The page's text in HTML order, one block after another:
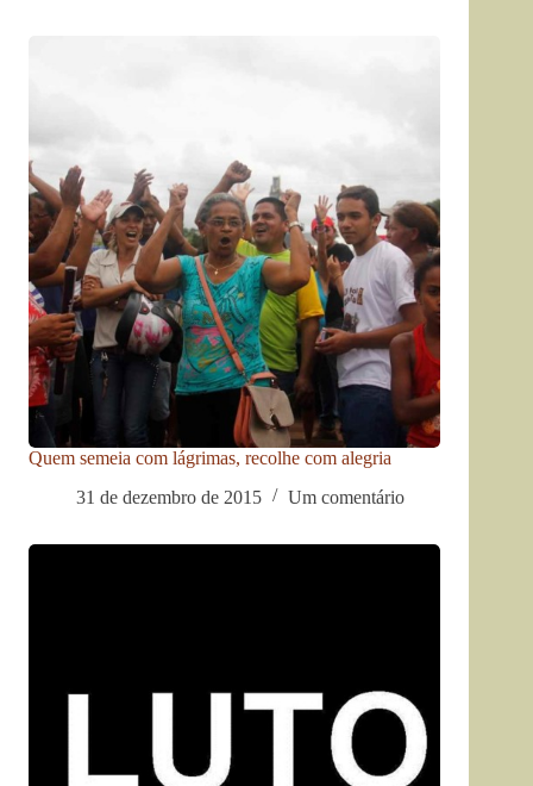
Quem semeia com lágrimas, recolhe com alegria
31 de dezembro de 2015
Um comentário